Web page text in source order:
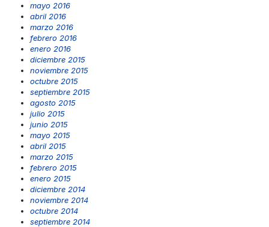
mayo 2016
abril 2016
marzo 2016
febrero 2016
enero 2016
diciembre 2015
noviembre 2015
octubre 2015
septiembre 2015
agosto 2015
julio 2015
junio 2015
mayo 2015
abril 2015
marzo 2015
febrero 2015
enero 2015
diciembre 2014
noviembre 2014
octubre 2014
septiembre 2014